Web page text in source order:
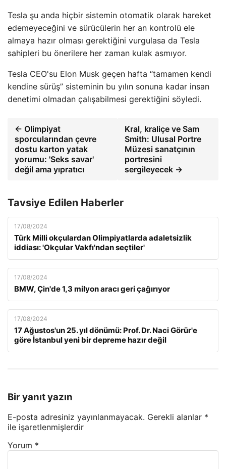
Tesla şu anda hiçbir sistemin otomatik olarak hareket
edemeyeceğini ve sürücülerin her an kontrolü ele
almaya hazır olması gerektiğini vurgulasa da Tesla
sahipleri bu önerilere her zaman kulak asmıyor.
Tesla CEO'su Elon Musk geçen hafta “tamamen kendi
kendine sürüş” sisteminin bu yılın sonuna kadar insan
denetimi olmadan çalışabilmesi gerektiğini söyledi.
← Olimpiyat
sporcularından çevre
dostu karton yatak
yorumu: 'Seks savar'
değil ama yıpratıcı
Kral, kraliçe ve Sam
Smith: Ulusal Portre
Müzesi sanatçının
portresini
sergileyecek →
Tavsiye Edilen Haberler
17/08/2024
Türk Milli okçulardan Olimpiyatlarda adaletsizlik
iddiası: 'Okçular Vakfı'ndan seçtiler'
17/08/2024
BMW, Çin'de 1,3 milyon aracı geri çağırıyor
17/08/2024
17 Ağustos'un 25. yıl dönümü: Prof. Dr. Naci Görür'e
göre İstanbul yeni bir depreme hazır değil
Bir yanıt yazın
E-posta adresiniz yayınlanmayacak. Gerekli alanlar *
ile işaretlenmişlerdir
Yorum *